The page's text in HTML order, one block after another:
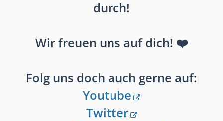
durch!
Wir freuen uns auf dich! ❤️
Folg uns doch auch gerne auf:
Youtube
Twitter